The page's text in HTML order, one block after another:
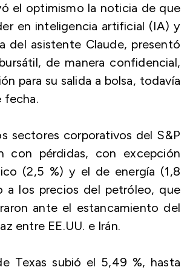
el optimismo la noticia de que
en inteligencia artificial (IA) y
del asistente Claude, presentó
de manera confidencial,
para su salida a bolsa, todavía
fecha.
sectores corporativos del S&P
con pérdidas, con excepción
(2,5 %) y el de energía (1,8
a los precios del petróleo, que
ante el estancamiento del
entre EE.UU. e Irán.
Texas subió el 5,49 %, hasta